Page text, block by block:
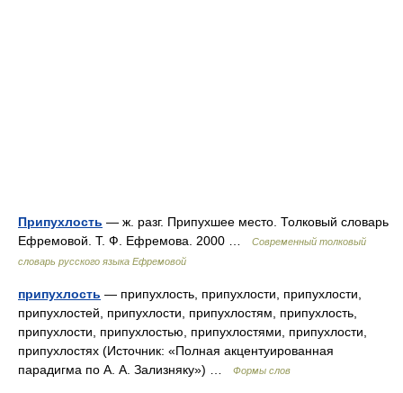
Припухлость — ж. разг. Припухшее место. Толковый словарь
Ефремовой. Т. Ф. Ефремова. 2000 …
Современный толковый
словарь русского языка Ефремовой
припухлость — припухлость, припухлости, припухлости,
припухлостей, припухлости, припухлостям, припухлость,
припухлости, припухлостью, припухлостями, припухлости,
припухлостях (Источник: «Полная акцентуированная
парадигма по А. А. Зализняку») …
Формы слов